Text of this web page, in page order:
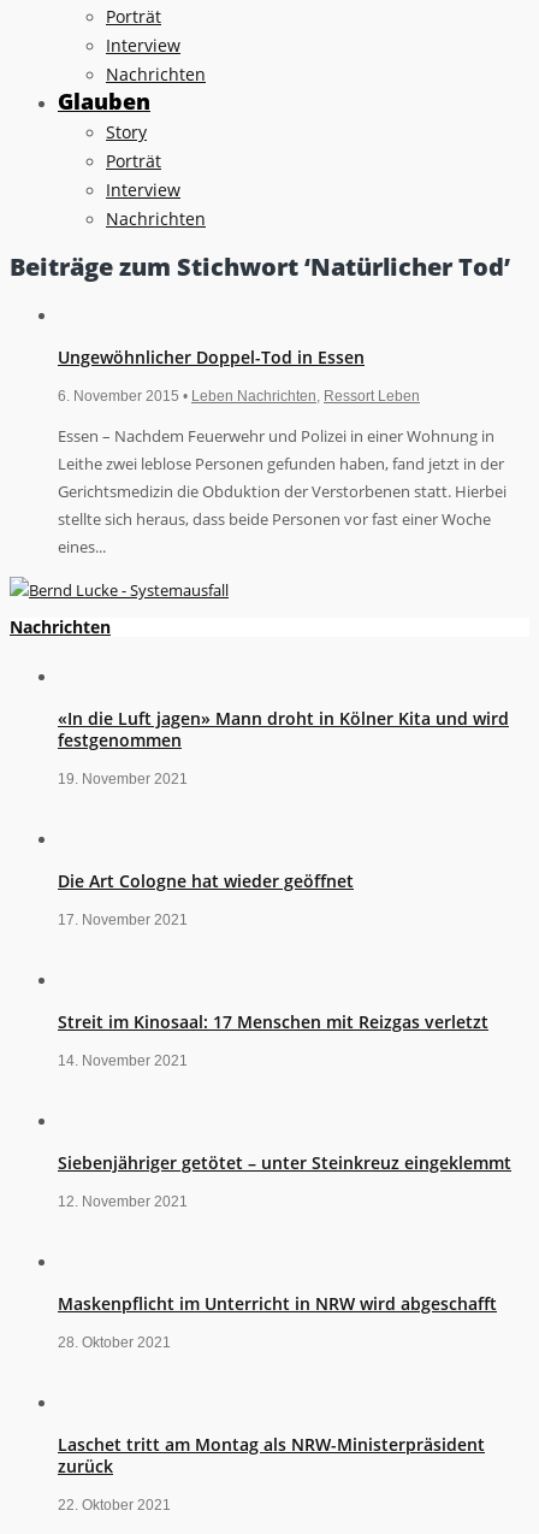
Porträt
Interview
Nachrichten
Glauben
Story
Porträt
Interview
Nachrichten
Beiträge zum Stichwort ‘Natürlicher Tod’
Ungewöhnlicher Doppel-Tod in Essen
6. November 2015 • Leben Nachrichten Ressort Leben
Essen – Nachdem Feuerwehr und Polizei in einer Wohnung in
Leithe zwei leblose Personen gefunden haben, fand jetzt in der
Gerichtsmedizin die Obduktion der Verstorbenen statt. Hierbei
stellte sich heraus, dass beide Personen vor fast einer Woche
eines...
Nachrichten
«In die Luft jagen» Mann droht in Kölner Kita und wird
festgenommen
19. November 2021
Die Art Cologne hat wieder geöffnet
17. November 2021
Streit im Kinosaal: 17 Menschen mit Reizgas verletzt
14. November 2021
Siebenjähriger getötet – unter Steinkreuz eingeklemmt
12. November 2021
Maskenpflicht im Unterricht in NRW wird abgeschafft
28. Oktober 2021
Laschet tritt am Montag als NRW-Ministerpräsident
zurück
22. Oktober 2021